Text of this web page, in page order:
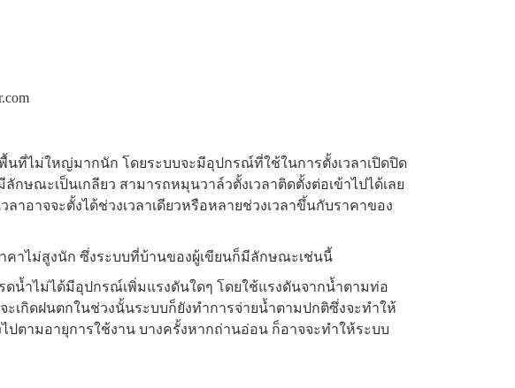
ที่ไม่ใหญ่มากนัก โดยระบบจะมีอุปกรณ์ที่ใช้ในการตั้งเวลาเปิดปิด
กษณะเป็นเกลียว สามารถหมุนวาล์วตั้งเวลาติดตั้งต่อเข้าไปได้เลย
าอาจจะตั้งได้ช่วงเวลาเดียวหรือหลายช่วงเวลาขึ้นกับราคาของ
คาไม่สูงนัก ซึ่งระบบที่บ้านของผู้เขียนก็มีลักษณะเช่นนี้
ดน้ำไม่ได้มีอุปกรณ์เพิ่มแรงดันใดๆ โดยใช้แรงดันจากน้ำตามท่อ
เกิดฝนตกในช่วงนั้นระบบก็ยังทำการจ่ายน้ำตามปกติซึ่งจะทำให้
ปตามอายุการใช้งาน บางครั้งหากถ่านอ่อน ก็อาจจะทำให้ระบบ